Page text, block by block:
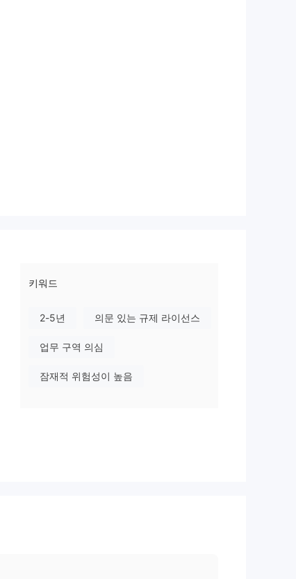
키워드
2-5년 의문 있는 규제 라이선스
업무 구역 의심
잠재적 위험성이 높음